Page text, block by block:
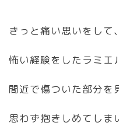
きっと痛い思いをして
怖い経験をしたラミエ
間近で傷ついた部分を
思わず抱きしめてしま